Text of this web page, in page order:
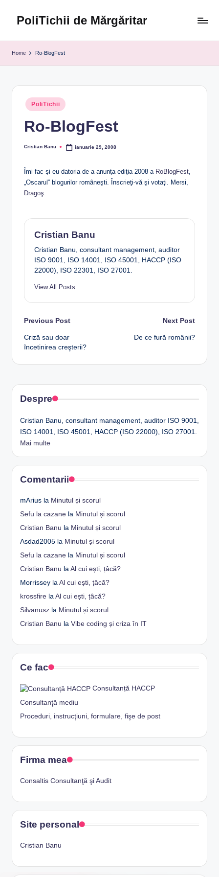
PoliTichii de Mărgăritar
Home Ro-BlogFest
Posted
in
PoliTichii
Ro-BlogFest
Posted
Cristian Banu ianuarie 29, 2008
Îmi fac şi eu datoria de a anunţa ediţia 2008 a RoBlogFest,
„Oscarul” blogurilor româneşti. Înscrieţi-vă şi votaţi. Mersi,
Dragoş.
Cristian Banu
Cristian Banu, consultant management, auditor
ISO 9001, ISO 14001, ISO 45001, HACCP (ISO
22000), ISO 22301, ISO 27001.
View All Posts
Post
navigation
Previous Post
Criză sau doar
încetinirea creşterii?
Next Post
De ce fură românii?
Despre
Cristian Banu, consultant management, auditor ISO 9001,
ISO 14001, ISO 45001, HACCP (ISO 22000), ISO 27001.
Mai multe
Comentarii
mArius la Minutul și scorul
Sefu la cazane la Minutul și scorul
Cristian Banu la Minutul și scorul
Asdad2005 la Minutul și scorul
Sefu la cazane la Minutul și scorul
Cristian Banu la Al cui ești, țâcă?
Morrissey la Al cui ești, țâcă?
krossfire la Al cui ești, țâcă?
Silvanusz la Minutul și scorul
Cristian Banu la Vibe coding și criza în IT
Ce fac
Consultanță HACCP
Consultanţă mediu
Proceduri, instrucţiuni, formulare, fişe de post
Firma mea
Consaltis Consultanţă şi Audit
Site personal
Cristian Banu